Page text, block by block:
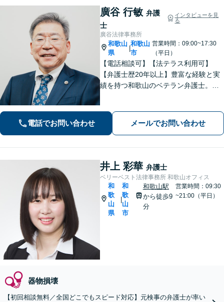
廣谷 行敏 弁護
士
インタビューを見
る
廣谷法律事務所
和歌山
県
|
和歌山
市
営業時間：09:00~17:30
（平日）
【電話相談可】【法テラス利用可】
【弁護士歴20年以上】豊富な経験と実
績を持つ和歌山のベテラン弁護士。
性弁護士も在籍。DV／モラハラ・お子
さまの問題も親身に取り組む【夜間・
電話でお問い合わせ メールでお問い合わせ
井上 彩華 弁護士
ベリーベスト法律事務所 和歌山オフィス
和
歌
山
県
和
歌
山
市
和歌山駅
から徒歩9
分
営業時間：09:30
~21:00（平日）
器物損壊
【初回相談無料／全国どこでもスピード対応】元検事の弁護士が率い